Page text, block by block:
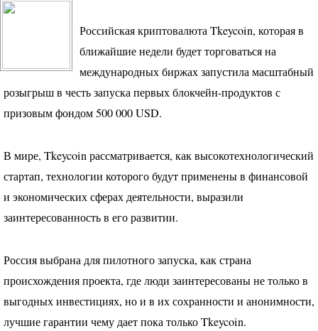
Российская криптовалюта Tkeycoin, которая в
ближайшие недели будет торговаться на
международных биржах запустила масштабный
розыгрыш в честь запуска первых блокчейн-продуктов с
призовым фондом 500 000USD.
В мире, Tkeycoin рассматривается, как высокотехнологический
стартап, технологии которого будут применены в финансовой
и экономических сферах деятельности, выразили
заинтересованность в его развитии.
Россия выбрана для пилотного запуска, как страна
происхождения проекта, где люди заинтересованы не только в
выгодных инвестициях, но и в их сохранности и анонимности,
лучшие гарантии чему дает пока только Tkeycoin.